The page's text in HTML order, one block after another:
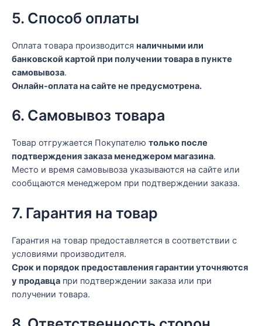
5. Способ оплаты
Оплата товара производится наличными или
банковской картой при получении товара в пункте
самовывоза.
Онлайн-оплата на сайте не предусмотрена.
6. Самовывоз товара
Товар отгружается Покупателю только после
подтверждения заказа менеджером магазина.
Место и время самовывоза указываются на сайте или
сообщаются менеджером при подтверждении заказа.
7. Гарантия на товар
Гарантия на товар предоставляется в соответствии с
условиями производителя.
Срок и порядок предоставления гарантии уточняются
у продавца при подтверждении заказа или при
получении товара.